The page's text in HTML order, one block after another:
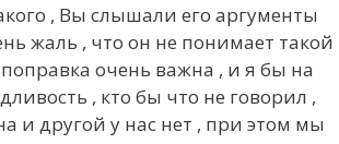
, Вы слышали его аргументы
жаль , что он не понимает такой
очень важна , и я бы на
, кто бы что не говорил ,
и другой у нас нет , при этом мы